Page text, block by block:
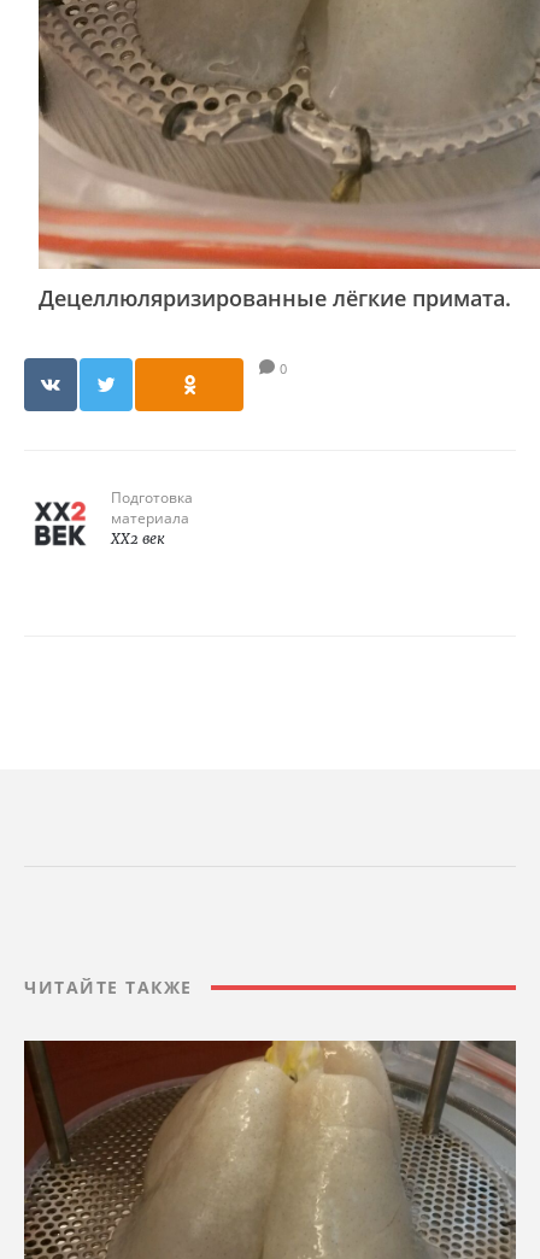
Децеллюляризированные лёгкие примата.
0
Подготовка
материала
XX2 век
ЧИТАЙТЕ ТАКЖЕ